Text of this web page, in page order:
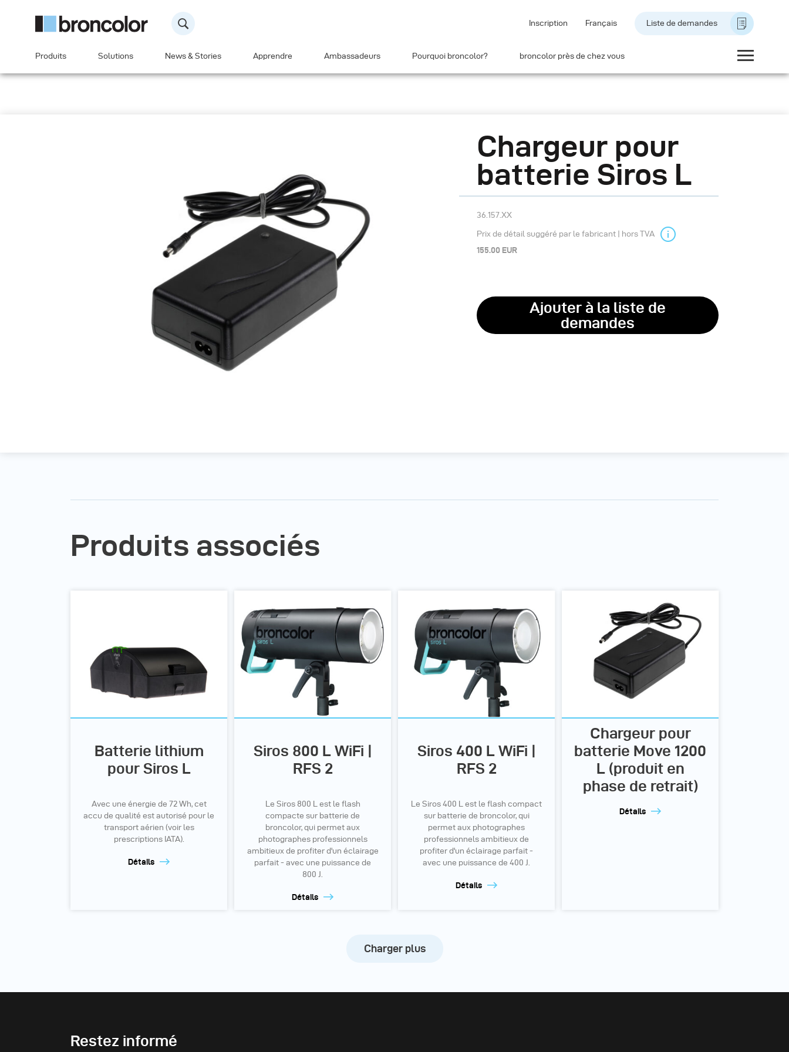
Inscription Français Liste de demandes
Produits Solutions News & Stories Apprendre Ambassadeurs Pourquoi broncolor? broncolor près de chez vous
Chargeur pour
batterie Siros L
36.157.XX
Prix de détail suggéré par le fabricant | hors TVA
155.00 EUR
Ajouter à la liste de
demandes
Produits associés
Batterie lithium
pour Siros L
Avec une énergie de 72 Wh, cet
accu de qualité est autorisé pour le
transport aérien (voir les
prescriptions IATA).
Détails
Siros 800 L WiFi |
RFS 2
Le Siros 800 L est le flash
compacte sur batterie de
broncolor, qui permet aux
photographes professionnels
ambitieux de profiter d'un éclairage
parfait - avec une puissance de
800 J.
Détails
Siros 400 L WiFi |
RFS 2
Le Siros 400 L est le flash compact
sur batterie de broncolor, qui
permet aux photographes
professionnels ambitieux de
profiter d'un éclairage parfait -
avec une puissance de 400 J.
Détails
Chargeur pour
batterie Move 1200
L (produit en
phase de retrait)
Détails
Charger plus
Restez informé